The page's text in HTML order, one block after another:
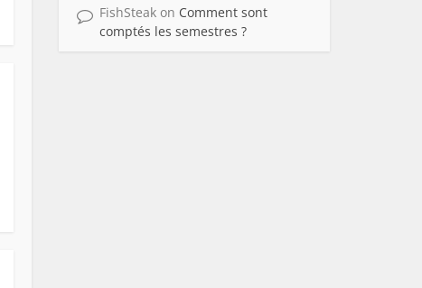
FishSteak on Comment sont
comptés les semestres ?